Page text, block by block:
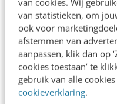
van statistieken, om
ook voor
afstemmen van
aanpassen, klik dan op
cookies toestaan’ te
gebruik van alle
cookieverklaring.
Frankwatching
Adverteren
Contact
Nieuwsbrieven